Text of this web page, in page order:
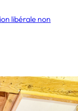
libérale non